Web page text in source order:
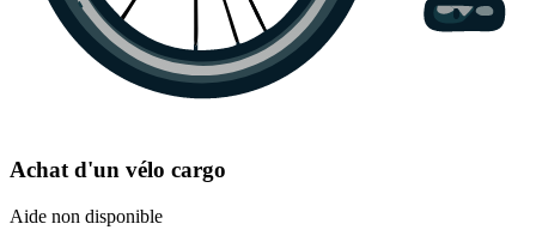
Achat d'un vélo cargo
Aide non disponible